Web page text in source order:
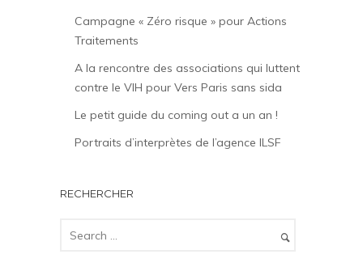
Campagne « Zéro risque » pour Actions
Traitements
A la rencontre des associations qui luttent
contre le VIH pour Vers Paris sans sida
Le petit guide du coming out a un an !
Portraits d’interprètes de l’agence ILSF
RECHERCHER